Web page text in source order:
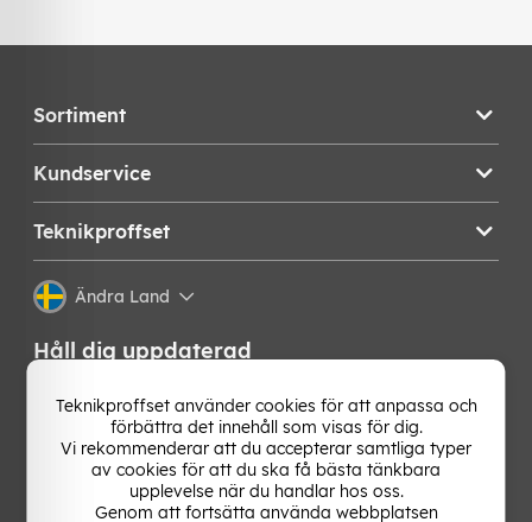
Sortiment
Kundservice
Teknikproffset
Ändra Land
Håll dig uppdaterad
Få de senaste nyheterna, hetaste erbjudandena och
bästa tipsen från oss direkt i din mejlkorg. Signa upp på
vårt nyhetsbrev!
Teknikproffset använder cookies för att anpassa och
förbättra det innehåll som visas för dig.
Vi rekommenderar att du accepterar samtliga typer
av cookies för att du ska få bästa tänkbara
upplevelse när du handlar hos oss.
Genom att fortsätta använda webbplatsen